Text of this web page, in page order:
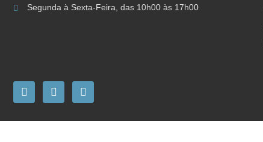
Segunda à Sexta-Feira, das 10h00 às 17h00